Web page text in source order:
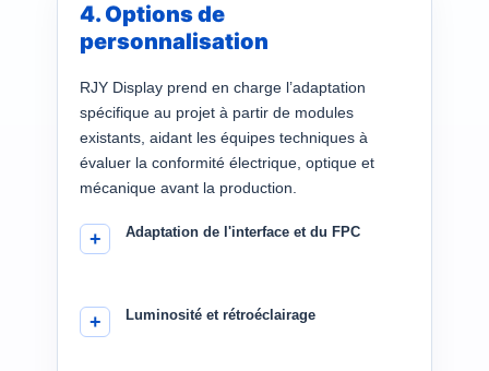
4. Options de
personnalisation
RJY Display prend en charge l’adaptation
spécifique au projet à partir de modules
existants, aidant les équipes techniques à
évaluer la conformité électrique, optique et
mécanique avant la production.
Adaptation de l'interface et du FPC
Luminosité et rétroéclairage